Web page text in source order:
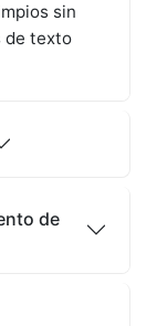
sin
de texto
de